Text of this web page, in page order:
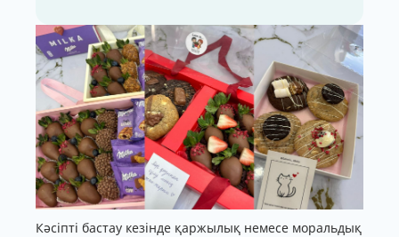
Кәсіпті бастау кезінде қаржылық немесе моральдық